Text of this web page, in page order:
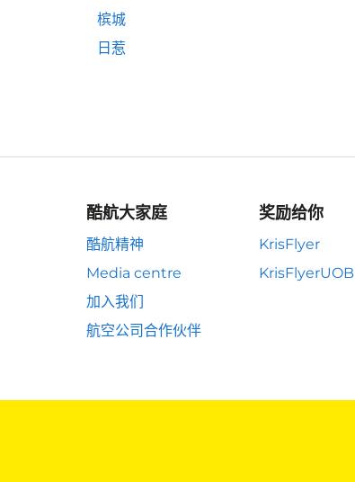
槟城
日惹
酷航大家庭
酷航精神
Media centre
加入我们
航空公司合作伙伴
奖励给你
KrisFlyer
KrisFlyerUOB